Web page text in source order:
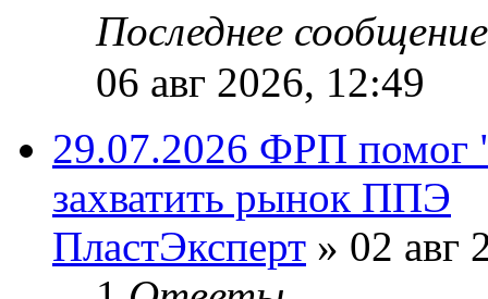
Последнее
06 авг 2026, 12:49
29.07.2026 ФРП помог
захватить рынок ППЭ
ПластЭксперт » 02 авг